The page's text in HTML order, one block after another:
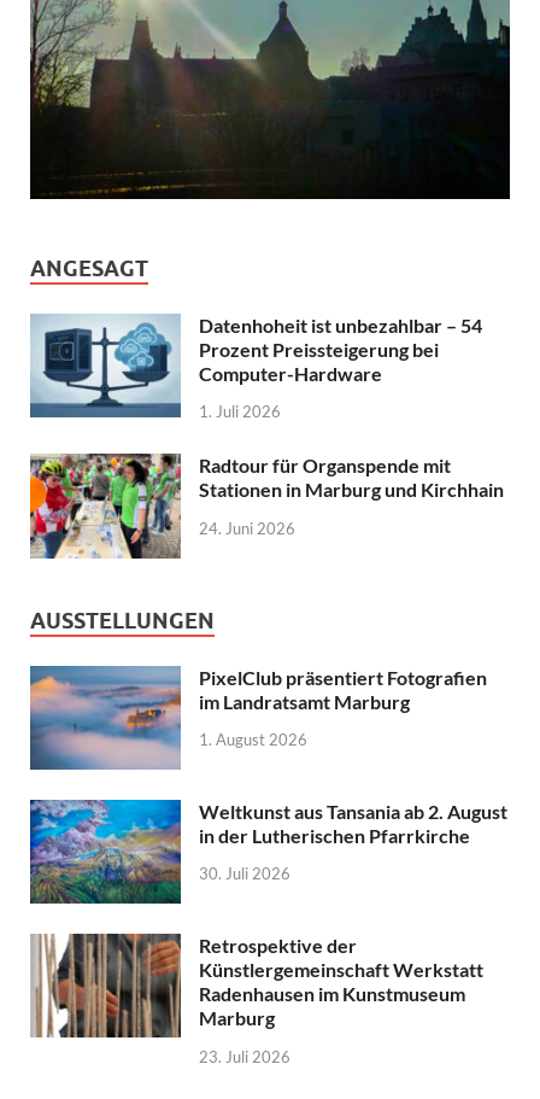
ANGESAGT
Datenhoheit ist unbezahlbar – 54
Prozent Preissteigerung bei
Computer-Hardware
1. Juli 2026
Radtour für Organspende mit
Stationen in Marburg und Kirchhain
24. Juni 2026
AUSSTELLUNGEN
PixelClub präsentiert Fotografien
im Landratsamt Marburg
1. August 2026
Weltkunst aus Tansania ab 2. August
in der Lutherischen Pfarrkirche
30. Juli 2026
Retrospektive der
Künstlergemeinschaft Werkstatt
Radenhausen im Kunstmuseum
Marburg
23. Juli 2026